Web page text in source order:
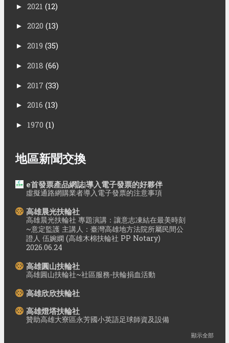
► 2021 (12)
► 2020 (13)
► 2019 (35)
► 2018 (66)
► 2017 (33)
► 2016 (13)
► 1970 (1)
地區新聞交換
e首發票產品網誌|導入電子發票的好夥伴
虛擬通路網購業者導入電子發票的注意事項
高雄晨光扶輪社
高雄晨光扶輪社 專題演講：讓意志凍結在最美時刻
~意定監護 主講人：臺灣高雄地方法院所屬民間公
證人 伍婉嫻 (高雄木棉扶輪社 PP Notary)
2026.06.24
高雄圓山扶輪社
高雄圓山扶輪社~社區服務-扶輪捐血活動
高雄欣欣扶輪社
高雄燈塔扶輪社
贊助高雄大寮區永芳國小英語足球師資及設備
顯示全部